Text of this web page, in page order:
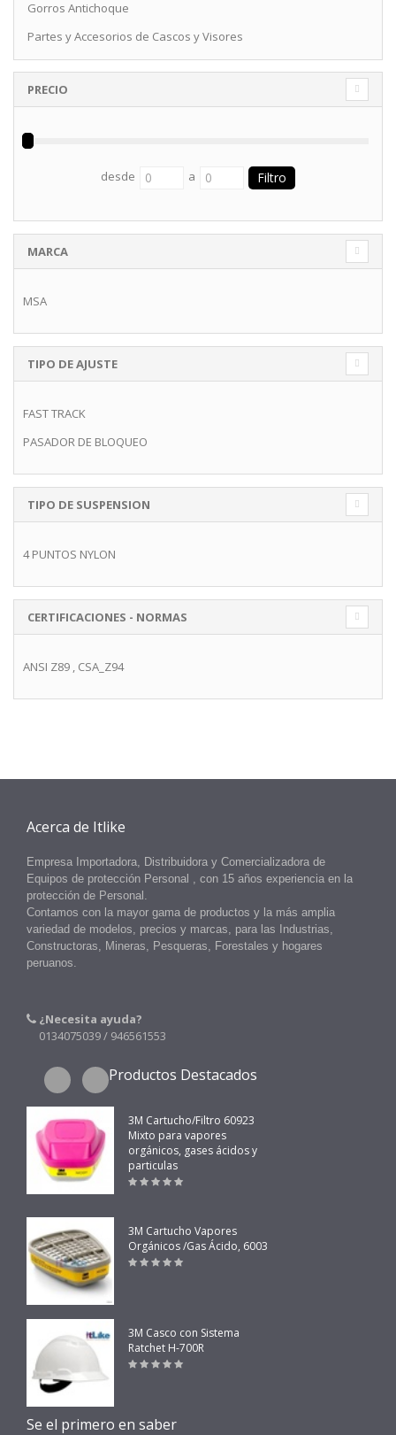
Gorros Antichoque
Partes y Accesorios de Cascos y Visores
PRECIO
desde a
MARCA
MSA
TIPO DE AJUSTE
FAST TRACK
PASADOR DE BLOQUEO
TIPO DE SUSPENSION
4 PUNTOS NYLON
CERTIFICACIONES - NORMAS
ANSI Z89 CSA_Z94
Acerca de Itlike
Empresa Importadora, Distribuidora y Comercializadora de
Equipos de protección Personal
, con 15 años experiencia en la
protección de Personal.
Contamos con la mayor gama de productos y la más amplia
variedad de modelos, precios y marcas, para las Industrias,
Constructoras, Mineras, Pesqueras, Forestales y hogares
peruanos.
¿Necesita ayuda?
0134075039 / 946561553
Productos Destacados
3M Cartucho/Filtro 60923
Mixto para vapores
orgánicos, gases ácidos y
particulas
3M Cartucho Vapores
Orgánicos /Gas Ácido, 6003
3M Casco con Sistema
Ratchet H-700R
Se el primero en saber